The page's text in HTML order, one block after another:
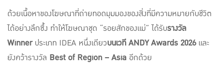
ด้วยเนื้อหาของโฆษณาที่ถ่ายทอดมุมมองของสิ่งที่มีความหมายกับชีวิต
ได้อย่างลึกซึ้ง ทำให้โฆษณาชุด “รอยสักของแม่” ได้รับรางวัล
Winnerประเภท IDEA หนึ่งเดียวบนเวที ANDY Awards 2026และ
ยังคว้ารางวัล Best of Region – Asia อีกด้วย